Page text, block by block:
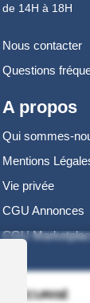
de 14H à 18H
Nous contacter
Questions
A propos
Qui sommes-
Mentions
Vie privée
CGU Annonces
CGU
SÉCURISÉ